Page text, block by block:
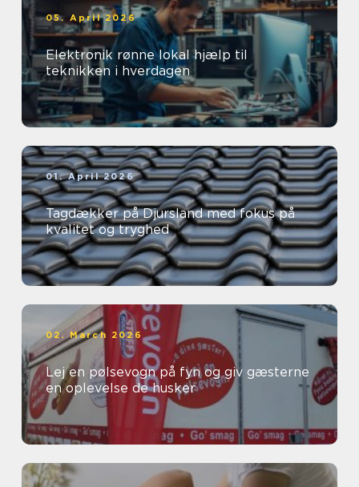
05. April 2026
Elektronik rønne lokal hjælp til
teknikken i hverdagen
01. April 2026
Tagdækker på Djursland med fokus på
kvalitet og tryghed
02. March 2026
Lej en pølsevogn på fyn og giv gæsterne
en oplevelse de husker